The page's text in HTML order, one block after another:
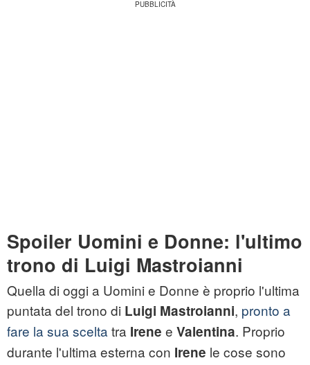
Spoiler Uomini e Donne: l'ultimo
trono di Luigi Mastroianni
Quella di oggi a Uomini e Donne è proprio l'ultima
puntata del trono di Luigi Mastroianni, pronto a
fare la sua scelta tra Irene e Valentina. Proprio
durante l'ultima esterna con Irene le cose sono